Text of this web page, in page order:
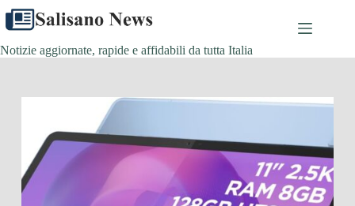
Salta
contenuto
Notizie aggiornate, rapide e affidabili da tutta Italia